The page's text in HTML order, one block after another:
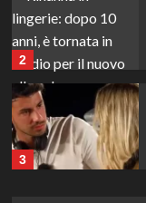
2
3